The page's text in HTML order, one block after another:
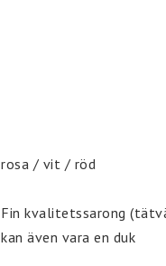
rosa / vit / röd
Fin kvalitetssarong
kan även vara en duk